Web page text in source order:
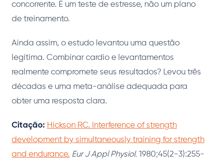
concorrente. É um teste de estresse, não um plano
de treinamento.
Ainda assim, o estudo levantou uma questão
legítima. Combinar cardio e levantamentos
realmente compromete seus resultados? Levou três
décadas e uma meta-análise adequada para
obter uma resposta clara.
Citação: Hickson RC. Interference of strength
development by simultaneously training for strength
and endurance. Eur J Appl Physiol. 1980;45(2-3):255-